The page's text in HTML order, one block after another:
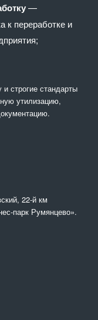
—
к переработке и
строгие стандарты
утилизацию,
22-й км
парк Румянцево».